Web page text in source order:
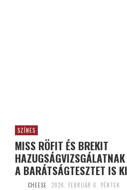
SZÍNES
MISS RÖFIT ÉS BREKIT
A BARÁTSÁGTESZTET IS
CHEESE 2026. FEBRUÁR 6. PÉNTEK